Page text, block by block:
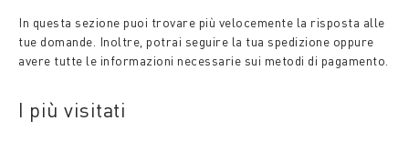
In questa sezione puoi trovare più velocemente la risposta alle
tue domande. Inoltre, potrai seguire la tua spedizione oppure
avere tutte le informazioni necessarie sui metodi di pagamento.
I più visitati